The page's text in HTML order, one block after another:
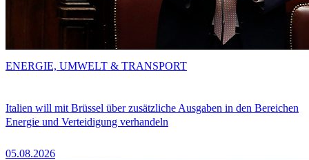
Italien will mit Brüssel über zusätzliche Ausgaben in den Bereichen
Energie und Verteidigung verhandeln
05.08.2026
ENERGIE, UMWELT & TRANSPORT